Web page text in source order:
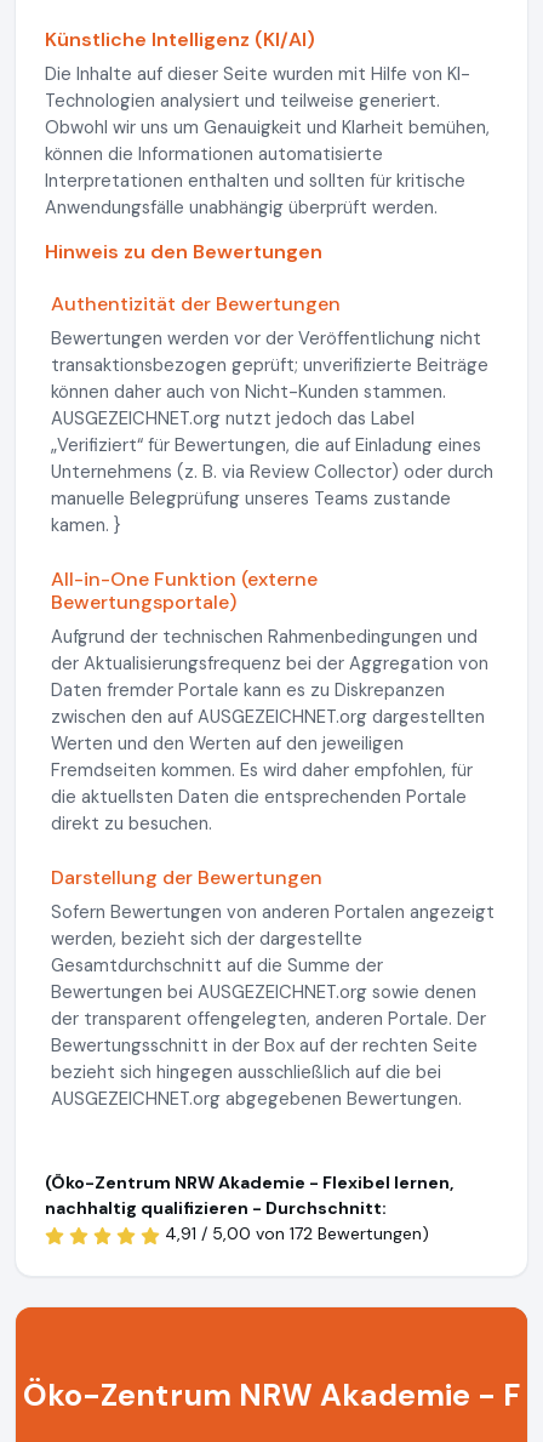
Künstliche Intelligenz (KI/AI)
Die Inhalte auf dieser Seite wurden mit Hilfe von KI-
Technologien analysiert und teilweise generiert.
Obwohl wir uns um Genauigkeit und Klarheit bemühen,
können die Informationen automatisierte
Interpretationen enthalten und sollten für kritische
Anwendungsfälle unabhängig überprüft werden.
Hinweis zu den Bewertungen
Authentizität der Bewertungen
Bewertungen werden vor der Veröffentlichung nicht
transaktionsbezogen geprüft; unverifizierte Beiträge
können daher auch von Nicht-Kunden stammen.
AUSGEZEICHNET.org nutzt jedoch das Label
„Verifiziert“ für Bewertungen, die auf Einladung eines
Unternehmens (z. B. via Review Collector) oder durch
manuelle Belegprüfung unseres Teams zustande
kamen. }
All-in-One Funktion (externe
Bewertungsportale)
Aufgrund der technischen Rahmenbedingungen und
der Aktualisierungsfrequenz bei der Aggregation von
Daten fremder Portale kann es zu Diskrepanzen
zwischen den auf AUSGEZEICHNET.org dargestellten
Werten und den Werten auf den jeweiligen
Fremdseiten kommen. Es wird daher empfohlen, für
die aktuellsten Daten die entsprechenden Portale
direkt zu besuchen.
Darstellung der Bewertungen
Sofern Bewertungen von anderen Portalen angezeigt
werden, bezieht sich der dargestellte
Gesamtdurchschnitt auf die Summe der
Bewertungen bei AUSGEZEICHNET.org sowie denen
der transparent offengelegten, anderen Portale. Der
Bewertungsschnitt in der Box auf der rechten Seite
bezieht sich hingegen ausschließlich auf die bei
AUSGEZEICHNET.org abgegebenen Bewertungen.
(Öko-Zentrum NRW Akademie - Flexibel lernen,
nachhaltig qualifizieren - Durchschnitt:
4,91 / 5,00 von 172 Bewertungen)
Öko-Zentrum NRW Akademie - F